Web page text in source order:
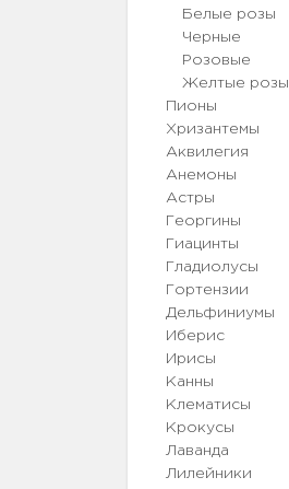
Белые розы
Черные
Розовые
Желтые розы
Пионы
Хризантемы
Аквилегия
Анемоны
Астры
Георгины
Гиацинты
Гладиолусы
Гортензии
Дельфиниумы
Иберис
Ирисы
Канны
Клематисы
Крокусы
Лаванда
Лилейники